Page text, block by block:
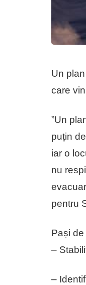
Un
care
”Un
puțin
iar o
nu
pentru
Pași de
–
–